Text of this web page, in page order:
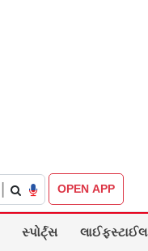
OPEN APP
સ્પોર્ટ્સ લાઈફસ્ટાઈલ